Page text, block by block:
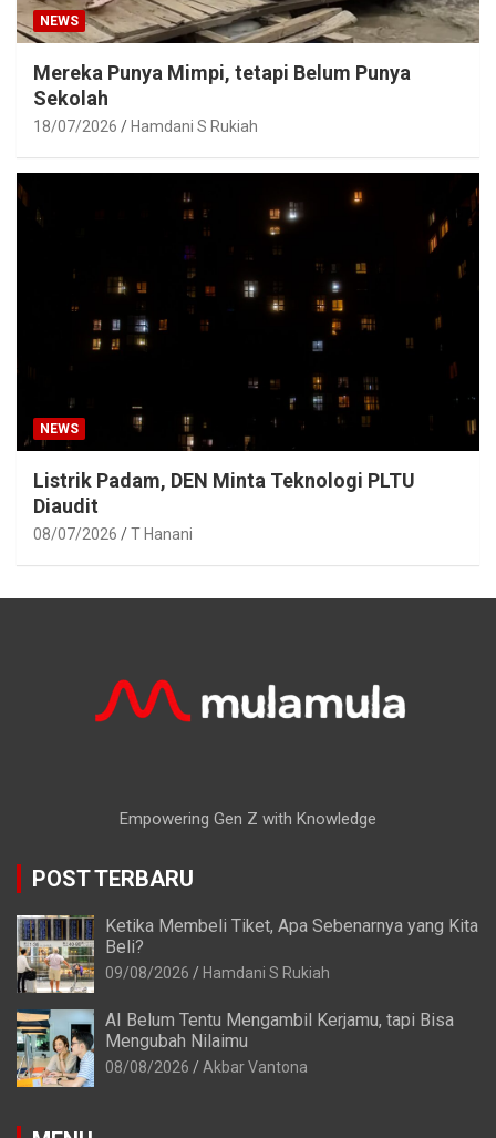
NEWS
Mereka Punya Mimpi, tetapi Belum Punya
Sekolah
18/07/2026 Hamdani S Rukiah
NEWS
Listrik Padam, DEN Minta Teknologi PLTU
Diaudit
08/07/2026 T Hanani
Empowering Gen Z with Knowledge
POST TERBARU
Ketika Membeli Tiket, Apa Sebenarnya yang Kita
Beli?
09/08/2026 Hamdani S Rukiah
AI Belum Tentu Mengambil Kerjamu, tapi Bisa
Mengubah Nilaimu
08/08/2026 Akbar Vantona